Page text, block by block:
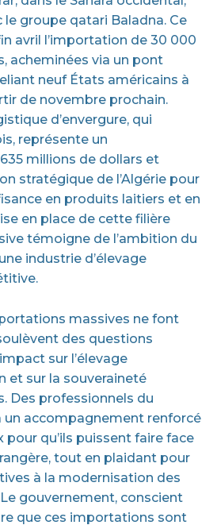
groupe qatari Baladna. Ce
avril l’importation de 30 000
acheminées via un pont
neuf États américains à
de novembre prochain.
d’envergure, qui
représente un
millions de dollars et
stratégique de l’Algérie pour
en produits laitiers et en
en place de cette filière
témoigne de l’ambition du
industrie d’élevage
massives ne font
des questions
sur l’élevage
et sur la souveraineté
Des professionnels du
un accompagnement renforcé
pour qu’ils puissent faire face
tout en plaidant pour
à la modernisation des
gouvernement, conscient
que ces importations sont